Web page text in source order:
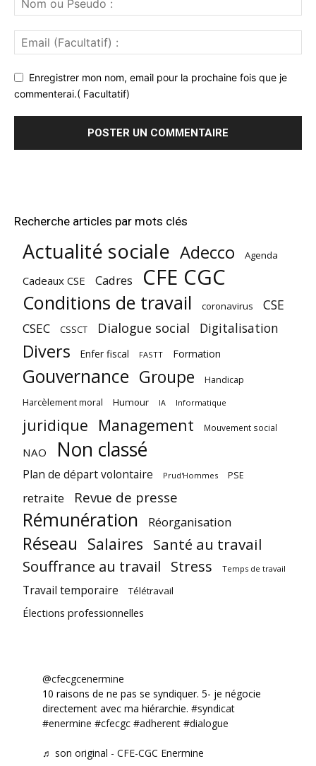
Enregistrer mon nom, email pour la prochaine fois que je
commenterai.( Facultatif)
Recherche articles par mots clés
Actualité sociale Adecco Agenda
Cadeaux CSE Cadres CFE CGC
Conditions de travail coronavirus CSE
CSEC CSSCT Dialogue social Digitalisation
Divers Enfer fiscal FASTT Formation
Gouvernance Groupe Handicap
Harcèlement moral Humour IA Informatique
juridique Management Mouvement social
NAO Non classé
Plan de départ volontaire Prud'Hommes PSE
retraite Revue de presse
Rémunération Réorganisation
Réseau Salaires Santé au travail
Souffrance au travail Stress Temps de travail
Travail temporaire Télétravail
Élections professionnelles
@cfecgcenermine
10 raisons de ne pas se syndiquer. 5- je négocie
directement avec ma hiérarchie. #syndicat
#enermine #cfecgc #adherent #dialogue
♬ son original - CFE-CGC Enermine